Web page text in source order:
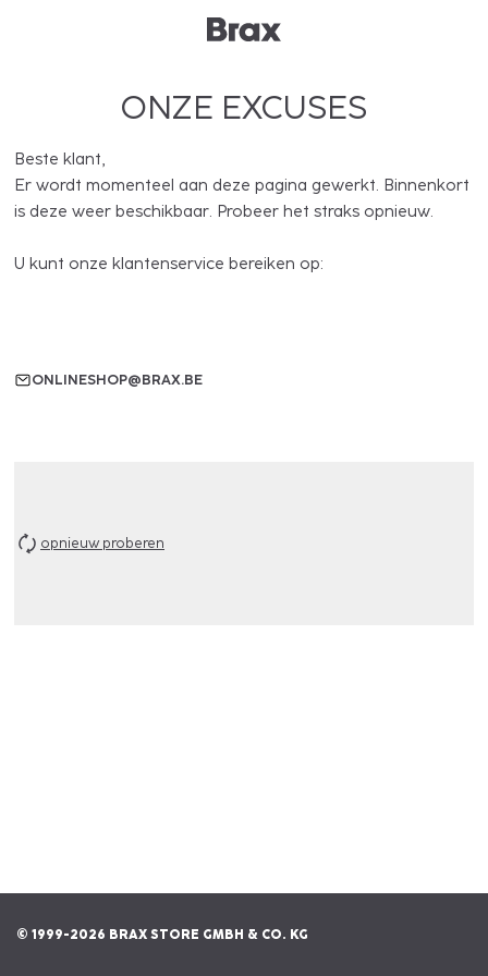
ONZE EXCUSES
Beste klant,
Er wordt momenteel aan deze pagina gewerkt. Binnenkort
is deze weer beschikbaar. Probeer het straks opnieuw.
U kunt onze klantenservice bereiken op:
ONLINESHOP@BRAX.BE
opnieuw proberen
© 1999-2026 BRAX STORE GMBH & CO. KG